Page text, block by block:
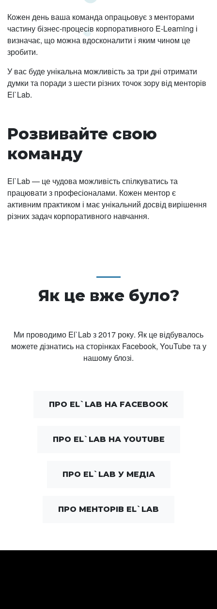
Кожен день ваша команда опрацьовує з менторами
частину бізнес-процесів корпоративного E-Learning і
визначає, що можна вдосконалити і яким чином це
зробити.
У вас буде унікальна можливість за три дні отримати
думки та поради з шести різних точок зору від менторів
El`Lab.
Розвивайте свою
команду
El`Lab — це чудова можливість спілкуватись та
працювати з професіоналами. Кожен ментор є
активним практиком і має унікальний досвід вирішення
різних задач корпоративного навчання.
Як це вже було?
Ми проводимо El`Lab з 2017 року. Як це відбувалось
можете дізнатись на сторінках Facebook, YouTube та у
нашому блозі.
ПРО EL`LAB НА FACEBOOK
ПРО EL`LAB НА YOUTUBE
ПРО EL`LAB У МЕДІА
ПРО МЕНТОРІВ EL`LAB